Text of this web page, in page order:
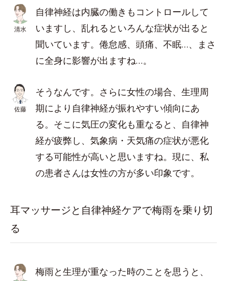
清水
自律神経は内臓の働きもコントロールして
いますし、乱れるといろんな症状が出ると
聞いています。倦怠感、頭痛、不眠…、まさ
に全身に影響が出ますね…。
佐藤
そうなんです。さらに女性の場合、生理周
期により自律神経が振れやすい傾向にあ
る。そこに気圧の変化も重なると、自律神
経が疲弊し、気象病・天気痛の症状が悪化
する可能性が高いと思いますね。現に、私
の患者さんは女性の方が多い印象です。
耳マッサージと自律神経ケアで梅雨を乗り切
る
梅雨と生理が重なった時のことを思うと、